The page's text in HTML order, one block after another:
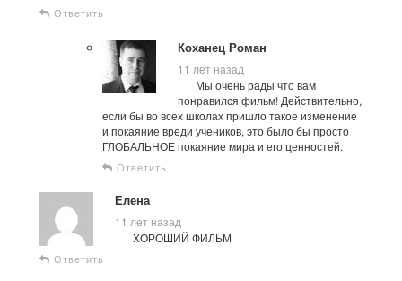
Ответить
Коханец Роман
11 лет назад
Мы очень рады что вам
понравился фильм! Действительно,
если бы во всех школах пришло такое изменение
и покаяние вреди учеников, это было бы просто
ГЛОБАЛЬНОЕ покаяние мира и его ценностей.
Ответить
Елена
11 лет назад
ХОРОШИЙ ФИЛЬМ
Ответить